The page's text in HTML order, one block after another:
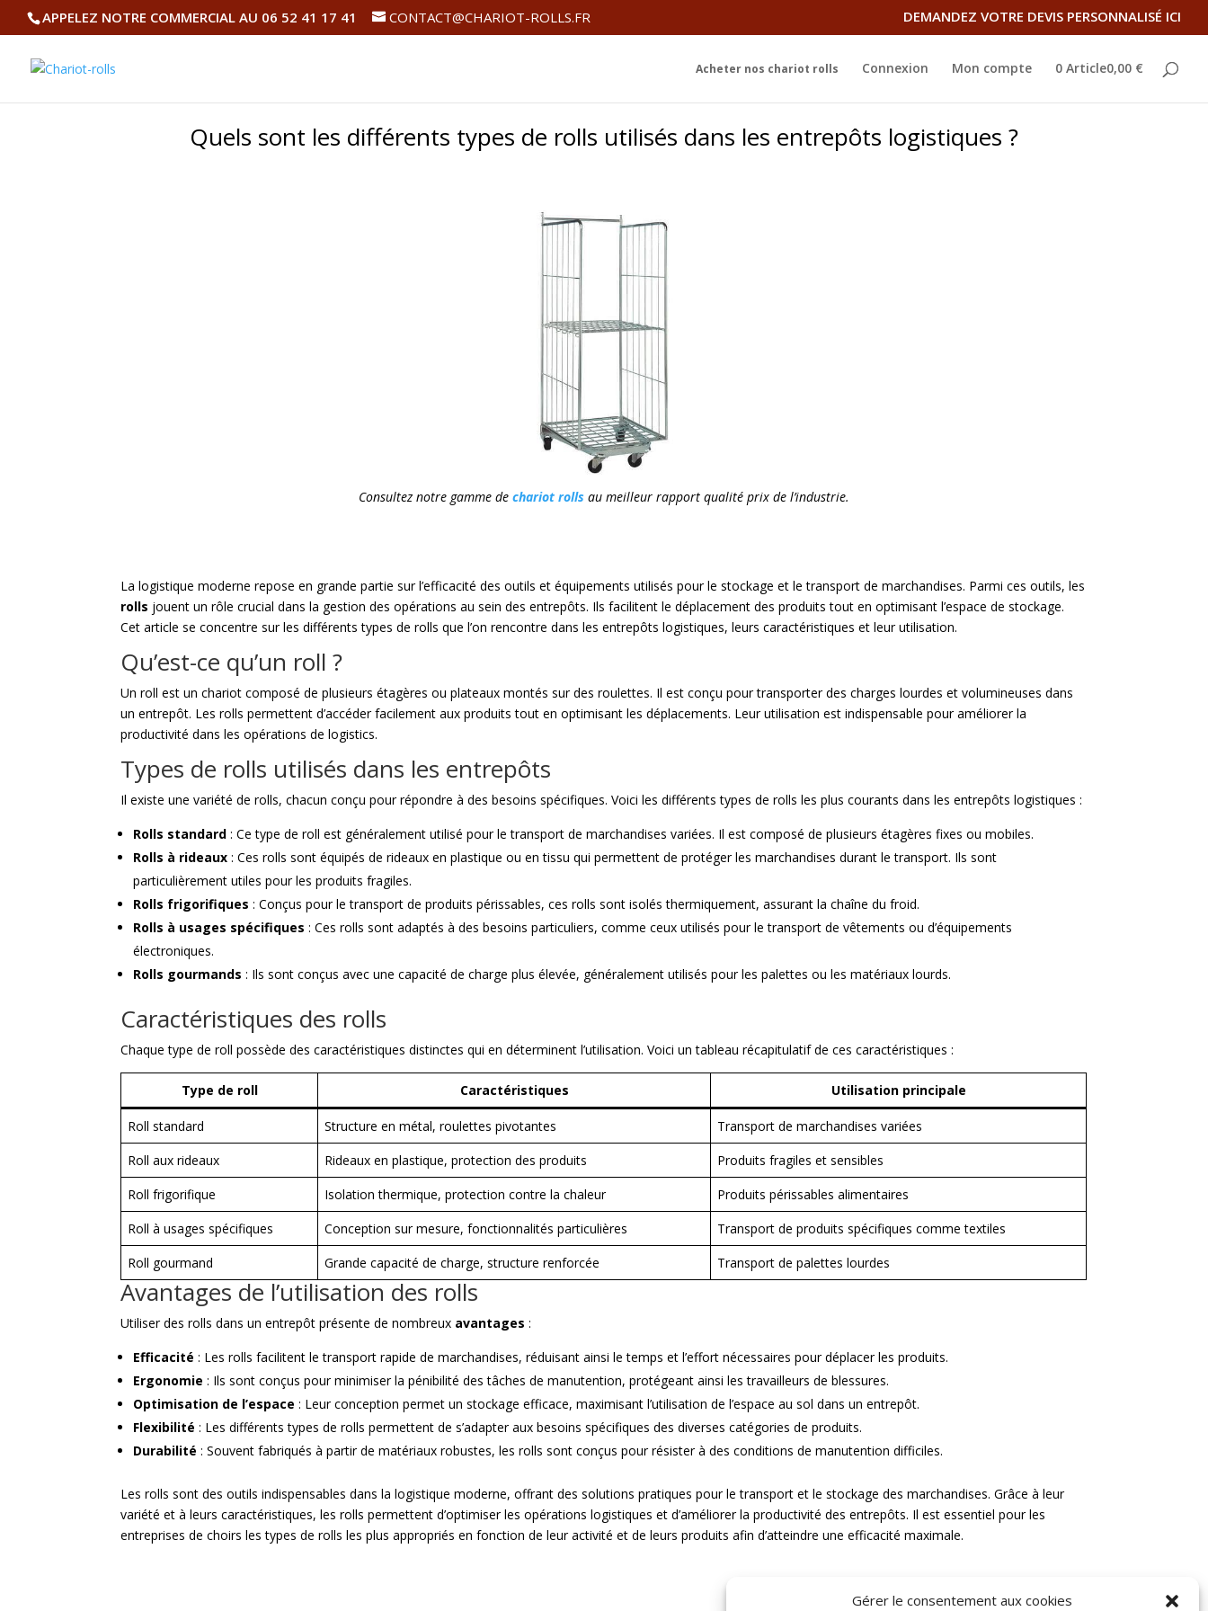
Gérer le consentement aux cookies
APPELEZ NOTRE COMMERCIAL AU 06 52 41 17 41 CONTACT@CHARIOT-ROLLS.FR DEMANDEZ VOTRE DEVIS PERSONNALISÉ ICI
Acheter nos chariot rolls Connexion Mon compte 0 Article0,00 €
Quels sont les différents types de rolls utilisés dans les entrepôts logistiques ?
Consultez notre gamme de chariot rolls au meilleur rapport qualité prix de l’industrie.
La logistique moderne repose en grande partie sur l’efficacité des outils et équipements utilisés pour le stockage et le transport de marchandises. Parmi ces outils, les
rolls jouent un rôle crucial dans la gestion des opérations au sein des entrepôts. Ils facilitent le déplacement des produits tout en optimisant l’espace de stockage.
Cet article se concentre sur les différents types de rolls que l’on rencontre dans les entrepôts logistiques, leurs caractéristiques et leur utilisation.
Qu’est-ce qu’un roll ?
Un roll est un chariot composé de plusieurs étagères ou plateaux montés sur des roulettes. Il est conçu pour transporter des charges lourdes et volumineuses dans
un entrepôt. Les rolls permettent d’accéder facilement aux produits tout en optimisant les déplacements. Leur utilisation est indispensable pour améliorer la
productivité dans les opérations de logistics.
Types de rolls utilisés dans les entrepôts
Il existe une variété de rolls, chacun conçu pour répondre à des besoins spécifiques. Voici les différents types de rolls les plus courants dans les entrepôts logistiques :
Rolls standard : Ce type de roll est généralement utilisé pour le transport de marchandises variées. Il est composé de plusieurs étagères fixes ou mobiles.
Rolls à rideaux : Ces rolls sont équipés de rideaux en plastique ou en tissu qui permettent de protéger les marchandises durant le transport. Ils sont
particulièrement utiles pour les produits fragiles.
Rolls frigorifiques : Conçus pour le transport de produits périssables, ces rolls sont isolés thermiquement, assurant la chaîne du froid.
Rolls à usages spécifiques : Ces rolls sont adaptés à des besoins particuliers, comme ceux utilisés pour le transport de vêtements ou d’équipements
électroniques.
Rolls gourmands : Ils sont conçus avec une capacité de charge plus élevée, généralement utilisés pour les palettes ou les matériaux lourds.
Caractéristiques des rolls
Chaque type de roll possède des caractéristiques distinctes qui en déterminent l’utilisation. Voici un tableau récapitulatif de ces caractéristiques :
Type de roll Caractéristiques Utilisation principale
Roll standard Structure en métal, roulettes pivotantes
Transport de marchandises variées
Roll aux rideaux
Rideaux en plastique, protection des produits
Produits fragiles et sensibles
Roll frigorifique
Isolation thermique, protection contre la chaleur
Produits périssables alimentaires
Roll à usages spécifiques
Conception sur mesure, fonctionnalités particulières
Transport de produits spécifiques comme textiles
Roll gourmand
Grande capacité de charge, structure renforcée Transport de palettes lourdes
Avantages de l’utilisation des rolls
Utiliser des rolls dans un entrepôt présente de nombreux avantages :
Efficacité : Les rolls facilitent le transport rapide de marchandises, réduisant ainsi le temps et l’effort nécessaires pour déplacer les produits.
Ergonomie : Ils sont conçus pour minimiser la pénibilité des tâches de manutention, protégeant ainsi les travailleurs de blessures.
Optimisation de l’espace : Leur conception permet un stockage efficace, maximisant l’utilisation de l’espace au sol dans un entrepôt.
Flexibilité : Les différents types de rolls permettent de s’adapter aux besoins spécifiques des diverses catégories de produits.
Durabilité : Souvent fabriqués à partir de matériaux robustes, les rolls sont conçus pour résister à des conditions de manutention difficiles.
Les rolls sont des outils indispensables dans la logistique moderne, offrant des solutions pratiques pour le transport et le stockage des marchandises. Grâce à leur
variété et à leurs caractéristiques, les rolls permettent d’optimiser les opérations logistiques et d’améliorer la productivité des entrepôts. Il est essentiel pour les
entreprises de choirs les types de rolls les plus appropriés en fonction de leur activité et de leurs produits afin d’atteindre une efficacité maximale.